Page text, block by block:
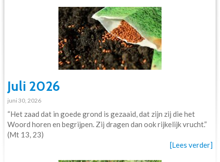
Juli 2026
juni 30, 2026
“Het zaad dat in goede grond is gezaaid, dat zijn zij die het
Woord horen en begrijpen. Zij dragen dan ook rijkelijk vrucht.”
(Mt 13, 23)
[Lees verder]